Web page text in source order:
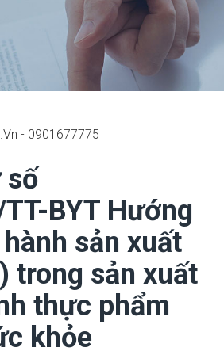
số
BYT Hướng
sản xuất
trong sản xuất
thực phẩm
khỏe